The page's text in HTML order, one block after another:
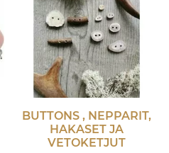
BUTTONS , NEPPARIT,
HAKASET JA
VETOKETJUT